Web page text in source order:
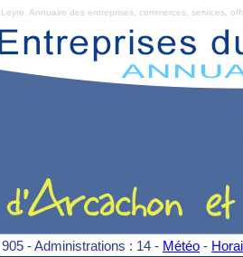
Annuaire des entreprises, commerces, services,
- Administrations : 14 - Météo -